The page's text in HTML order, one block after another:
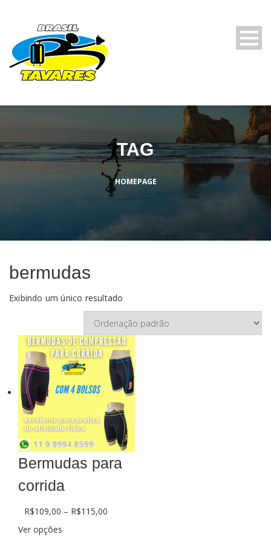
TAG
HOMEPAGE
bermudas
Exibindo um único resultado
Bermudas para
corrida
R$109,00 – R$115,00
Ver opções